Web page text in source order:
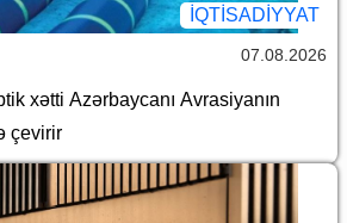
İQTİSADİYYAT
07.08.2026
xətti Azərbaycanı Avrasiyanın
çevirir